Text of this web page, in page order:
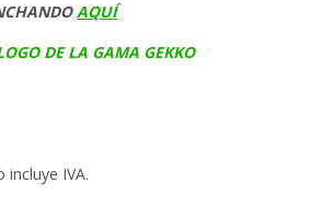
AQUÍ
DE LA GAMA GEKKO
incluye IVA.